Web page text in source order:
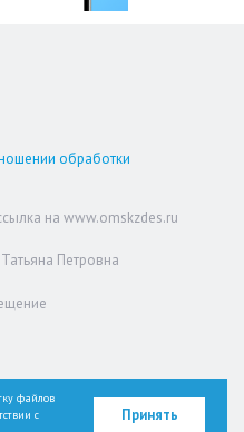
обработки
на www.omskzdes.ru
Петровна
файлов
с
Принять